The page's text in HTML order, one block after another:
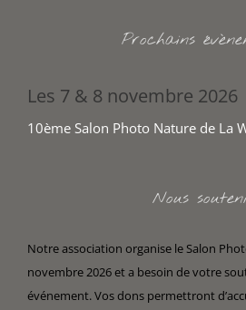
Prochains
Les 7 & 8 novembre 2026
10ème Salon Photo Nature de La
Nous
Notre association organise le Salon
novembre 2026 et a besoin de votre
événement. Vos dons permettront